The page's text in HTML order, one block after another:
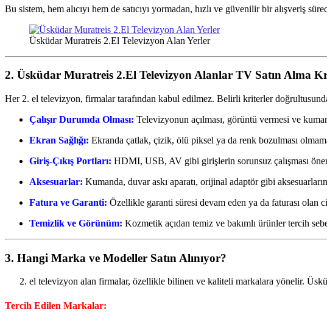
Bu sistem, hem alıcıyı hem de satıcıyı yormadan, hızlı ve güvenilir bir alışveriş
Üsküdar Muratreis 2.El Televizyon Alan Yerler
2. Üsküdar Muratreis 2.El Televizyon Alanlar TV Satın Alma
Her 2. el televizyon, firmalar tarafından kabul edilmez. Belirli kriterler
Çalışır Durumda Olması: Televizyonun açılması, görüntü vermesi ve
Ekran Sağlığı: Ekranda çatlak, çizik, ölü piksel ya da renk bozulması
Giriş-Çıkış Portları: HDMI, USB, AV gibi girişlerin sorunsuz çalışması
Aksesuarlar: Kumanda, duvar askı aparatı, orijinal adaptör gibi
Fatura ve Garanti: Özellikle garanti süresi devam eden ya da faturası olan
Temizlik ve Görünüm: Kozmetik açıdan temiz ve bakımlı ürünler tercih
3. Hangi Marka ve Modeller Satın Alınıyor?
el televizyon alan firmalar, özellikle bilinen ve kaliteli markalara yönelir.
Tercih Edilen Markalar: